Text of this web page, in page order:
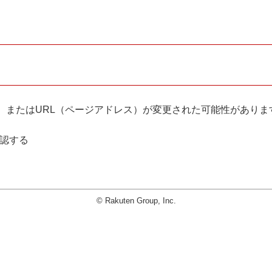
たはURL（ページアドレス）が変更された可能性がありま
する
© Rakuten Group, Inc.